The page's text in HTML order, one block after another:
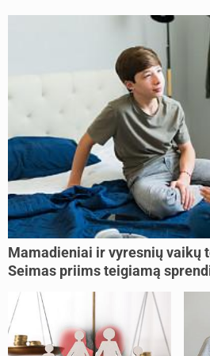
Mamadieniai ir vyresnių vaikų
Seimas priims teigiamą